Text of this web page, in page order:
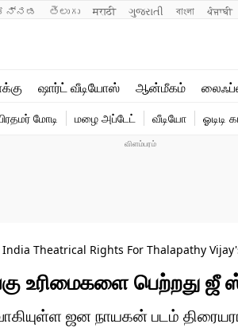
తెలుగు मराठी ગુજરાતી বাংলা ਪੰਜਾਬੀ
ஷார்ட் வீடியோஸ் ஆன்மீகம்
வணிகம்
மோடி மழை அப்டேட் வீடியோ ஓடிடி
Theatrical Rights For Thalapathy
உரிமைகளை பெற்றது ஜீ
ஜன நாயகன் படம்